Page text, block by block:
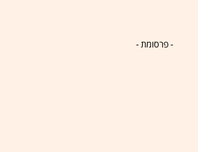
- פרסומת -